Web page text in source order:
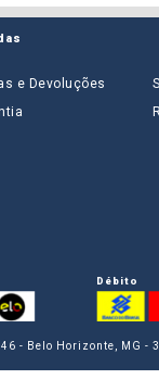
e Devoluções
Débito
- Belo Horizonte, MG